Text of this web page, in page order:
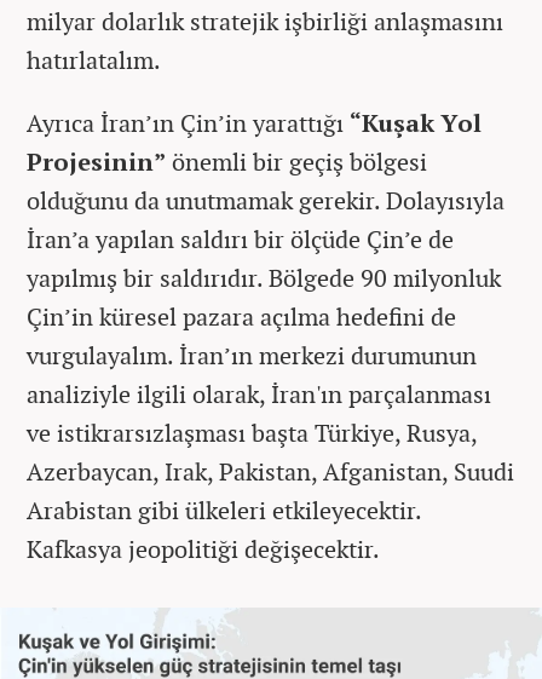
milyar dolarlık stratejik işbirliği anlaşmasını
hatırlatalım.
Ayrıca İran’ın Çin’in yarattığı “Kuşak Yol
Projesinin” önemli bir geçiş bölgesi
olduğunu da unutmamak gerekir. Dolayısıyla
İran’a yapılan saldırı bir ölçüde Çin’e de
yapılmış bir saldırıdır. Bölgede 90 milyonluk
Çin’in küresel pazara açılma hedefini de
vurgulayalım. İran’ın merkezi durumunun
analiziyle ilgili olarak, İran'ın parçalanması
ve istikrarsızlaşması başta Türkiye, Rusya,
Azerbaycan, Irak, Pakistan, Afganistan, Suudi
Arabistan gibi ülkeleri etkileyecektir.
Kafkasya jeopolitiği değişecektir.